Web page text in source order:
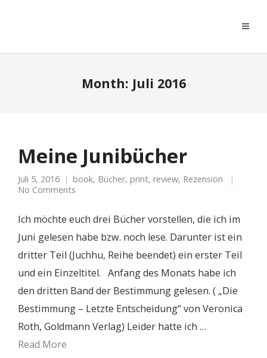
Month: Juli 2016
Meine Junibücher
Juli 5, 2016 book, Bücher, print, review, Rezension
No Comments
Ich möchte euch drei Bücher vorstellen, die ich im
Juni gelesen habe bzw. noch lese. Darunter ist ein
dritter Teil (Juchhu, Reihe beendet) ein erster Teil
und ein Einzeltitel. Anfang des Monats habe ich
den dritten Band der Bestimmung gelesen. ( „Die
Bestimmung – Letzte Entscheidung“ von Veronica
Roth, Goldmann Verlag) Leider hatte ich …
Read More